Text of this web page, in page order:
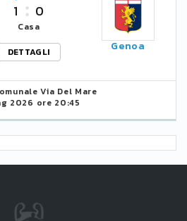
1 0
Casa
DETTAGLI
Genoa
Via Del Mare
2026 ore 20:45